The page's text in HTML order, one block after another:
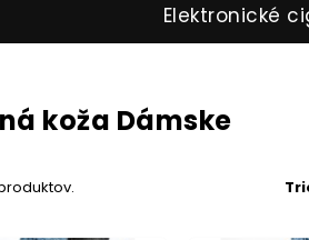
Elektronické
koža Dámske